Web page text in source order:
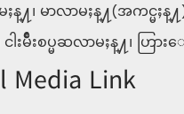
န္႔၊ မာလာမႈန္႔(အကင္မႈ
ါးမ်ိဳးစပ္မဆလာမႈန္႔၊ ဟြား
Media Link